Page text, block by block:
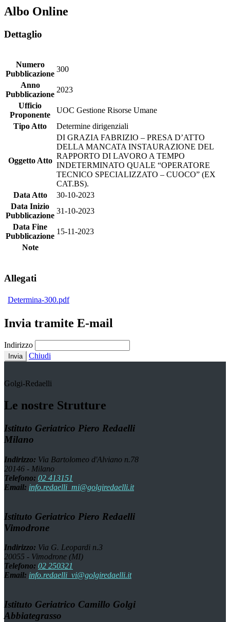
Albo Online
Dettaglio
Numero
Pubblicazione
300
Anno
Pubblicazione
2023
Ufficio
Proponente
UOC Gestione Risorse Umane
Tipo Atto
Determine dirigenziali
Oggetto Atto
DI GRAZIA FABRIZIO – PRESA D’ATTO
DELLA MANCATA INSTAURAZIONE DEL
RAPPORTO DI LAVORO A TEMPO
INDETERMINATO QUALE “OPERATORE
TECNICO SPECIALIZZATO – CUOCO” (EX
CAT.BS).
Data Atto
30-10-2023
Data Inizio
Pubblicazione
31-10-2023
Data Fine
Pubblicazione
15-11-2023
Note
Allegati
Determina-300.pdf
Invia tramite E-mail
Indirizzo
Invia Chiudi
Golgi-Redaelli
Le nostre Strutture
Istituto Geriatrico Piero Redaelli
Milano
Indirizzo: Via Bartolomeo d'Alviano n.78
20146 - Milano
Telefono: 02 413151
Email: info.redaelli_mi@golgiredaelli.it
Istituto Geriatrico Piero Redaelli
Vimodrone
Indirizzo: Via G. Leopardi n.3
20055 - Vimodrone (MI)
Telefono: 02 250321
Email: info.redaelli_vi@golgiredaelli.it
Istituto Geriatrico Camillo Golgi
Abbiategrasso